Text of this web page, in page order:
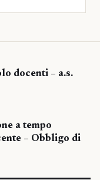
docenti – a.s.
a tempo
– Obbligo di